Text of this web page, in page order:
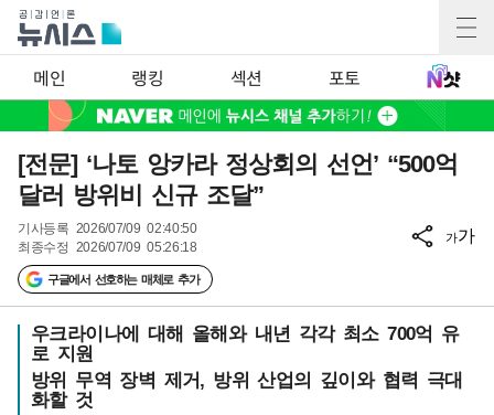
메인 랭킹 섹션 포토
[전문] ‘나토 앙카라 정상회의 선언’ “500억
달러 방위비 신규 조달”
기사등록 2026/07/09 02:40:50
최종수정 2026/07/09 05:26:18
구글에서 선호하는 매체로 추가
가가
우크라이나에 대해 올해와 내년 각각 최소 700억 유
로 지원
방위 무역 장벽 제거, 방위 산업의 깊이와 협력 극대
화할 것